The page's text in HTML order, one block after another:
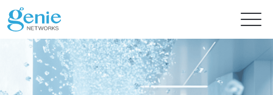
免费试用